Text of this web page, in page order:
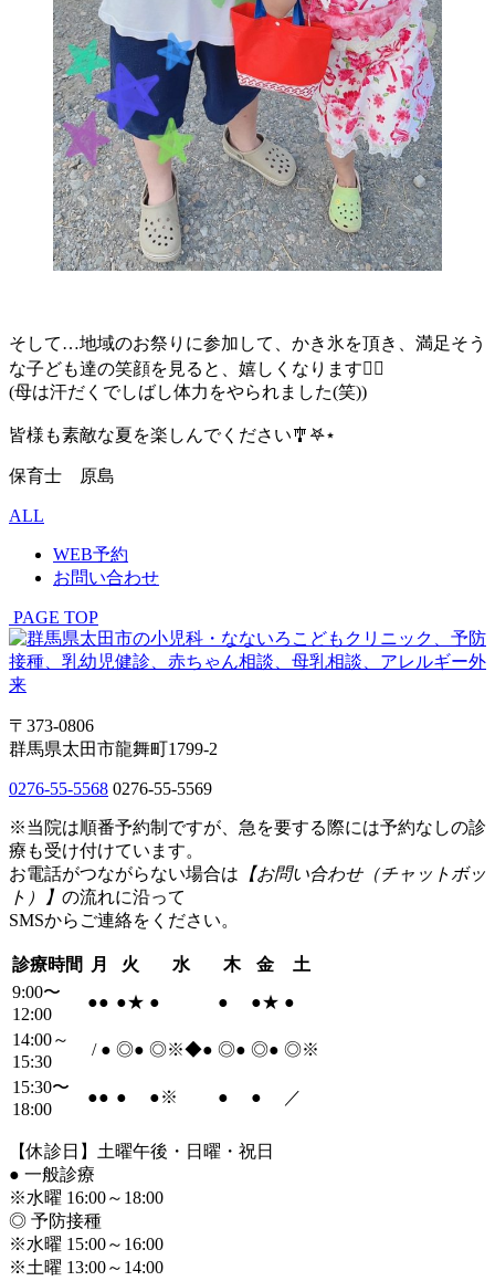
そして…地域のお祭りに参加して、かき氷を頂き、満足そう
な子ども達の笑顔を見ると、嬉しくなります♡⃛
(母は汗だくでしばし体力をやられました(笑))
皆様も素敵な夏を楽しんでください🎐𖤐⋆
保育士 原島
ALL
WEB予約
お問い合わせ
PAGE TOP
〒373-0806
群馬県太田市龍舞町1799-2
0276-55-5568 0276-55-5569
※当院は順番予約制ですが、急を要する際には予約なしの診
療も受け付けています。
お電話がつながらない場合は 【お問い合わせ（チャットボッ
ト）】 の流れに沿って
SMSからご連絡をください。
診療時間 月 火 水 木 金
土
9:00〜
12:00
●● ●★ ● ● ●★ ●
14:00～
15:30
/ ● ◎● ◎※◆● ◎● ◎● ◎※
15:30〜
18:00
●● ● ●※ ● ● ／
【休診日】土曜午後・日曜・祝日
● 一般診療
※水曜 16:00～18:00
◎ 予防接種
※水曜 15:00～16:00
※土曜 13:00～14:00